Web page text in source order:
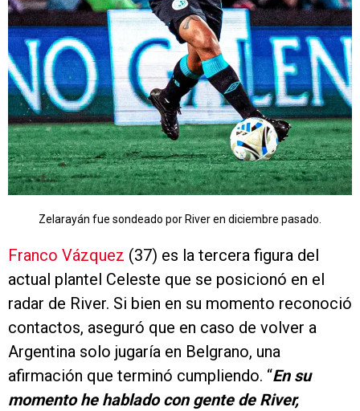
Zelarayán fue sondeado por River en diciembre pasado.
Franco Vázquez (37) es la tercera figura del
actual plantel Celeste que se posicionó en el
radar de River. Si bien en su momento reconoció
contactos, aseguró que en caso de volver a
Argentina solo jugaría en Belgrano, una
afirmación que terminó cumpliendo. “En su
momento he hablado con gente de River,